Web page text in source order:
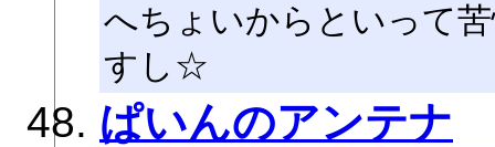
へちょいからといって
すし☆
ぱいんのアンテナ